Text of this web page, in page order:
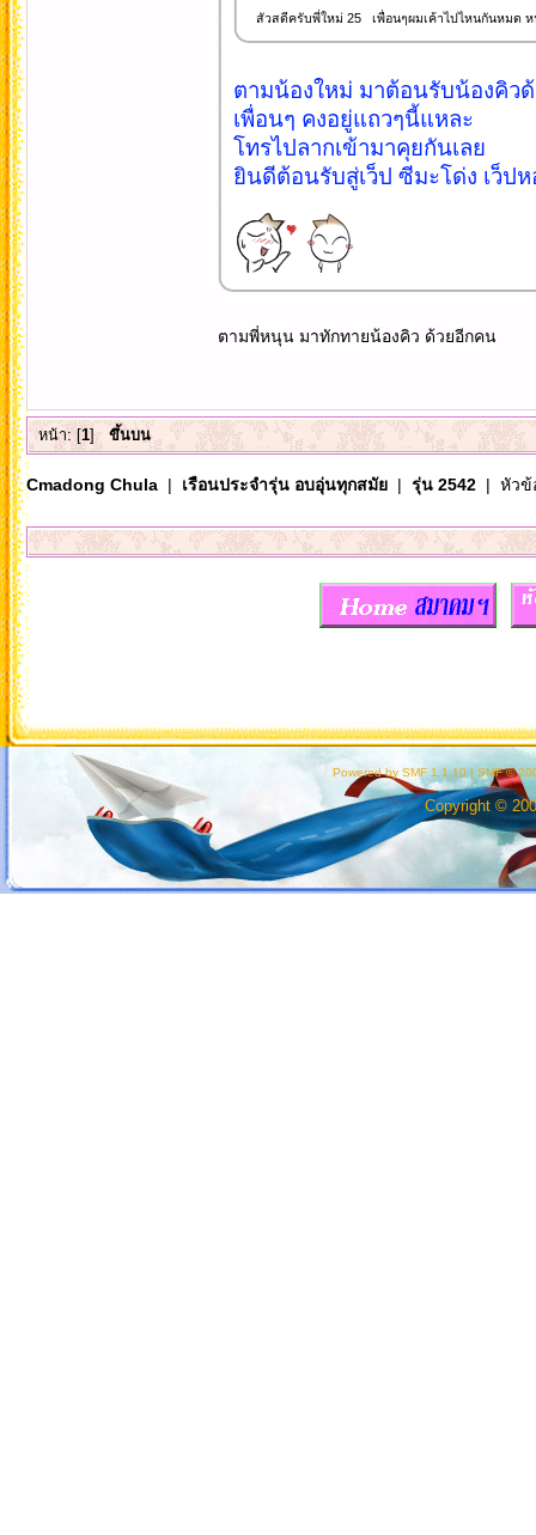
สัวสดีครับพี่ใหม่ 25 เพื่อนๆผมเค้าไปไหนกันหมด
ตามน้องใหม่ มาต้อนรับน้องคิว
เพื่อนๆ คงอยู่แถวๆนี้แหละ
โทรไปลากเข้ามาคุยกันเลย
ยินดีต้อนรับสู่เว็ป ซีมะโด่ง เว็ป
ตามพี่หนุน มาทักทายน้องคิว ด้วยอีกคน
หน้า: [1] ขึ้นบน
Cmadong Chula| เรือนประจำรุ่น อบอุ่นทุกสมัย| รุ่น 2542| หัวข้
Powered by SMF 1.1.10 | SMF ©
Copyright ©